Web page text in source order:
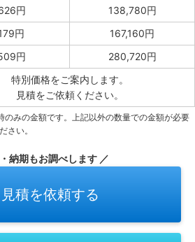
円
138,780円
円
167,160円
円 280,720円
特別価格をご案内します。
見積をご依頼ください。
みの金額です。上記以外の数量での金額が必要
さい。
納期もお調べします ／
見積を依頼する